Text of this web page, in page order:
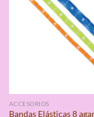
ACCESORIOS
Bandas Elásticas 8